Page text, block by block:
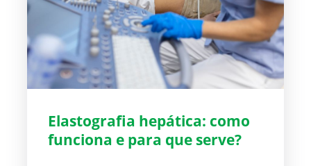
Elastografia hepática: como
funciona e para que serve?